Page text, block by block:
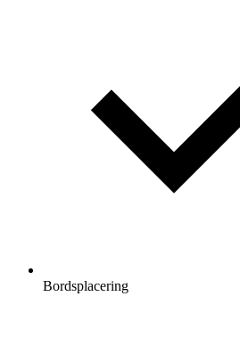
Bordsplacering